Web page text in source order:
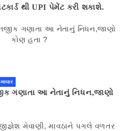
થી UPI પેમેંટ કરી શકાશે.
ગણાતા આ નેતાનું નિધન,જાણો